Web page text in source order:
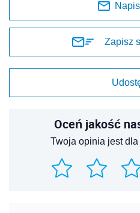
Zapisz
Oceń jakość
Twoja opinia jest